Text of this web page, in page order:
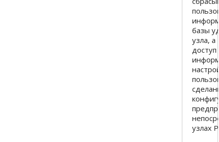
базы
узла,
доступ
узлах